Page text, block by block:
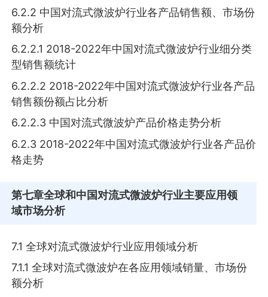
6.2.2 中国对流式微波炉行业各产品销售额、市场份
额分析
6.2.2.1 2018-2022年中国对流式微波炉行业细分类
型销售额统计
6.2.2.2 2018-2022年中国对流式微波炉行业各产品
销售额份额占比分析
6.2.2.3 中国对流式微波炉产品价格走势分析
6.2.3 2018-2022年中国对流式微波炉行业各产品价
格走势
第七章全球和中国对流式微波炉行业主要应用领
域市场分析
7.1 全球对流式微波炉行业应用领域分析
7.1.1 全球对流式微波炉在各应用领域销量、市场份
额分析